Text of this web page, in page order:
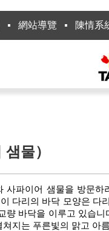
網站導覽 陳情系
물）
사파이어 샘물을 방문
이 다리의 바닥 모양은
량 바닥을 이루고 있습
지는 푸른빛의 맑고 아